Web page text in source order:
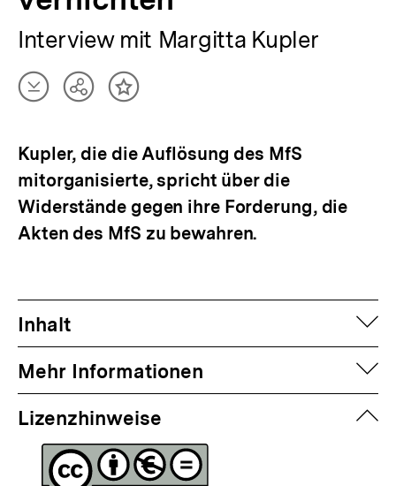
Interview mit Margitta Kupler
Artikel
herunterladen
TeilenInhalt
Kupler, die die Auflösung des MfS
mitorganisierte, spricht über die
Widerstände gegen ihre Forderung, die
Akten des MfS zu bewahren.
Inhalt
Mehr Informationen
Lizenzhinweise